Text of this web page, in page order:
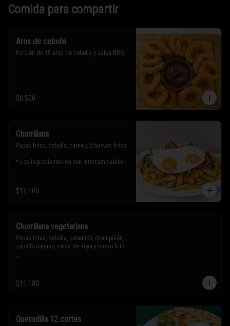
Comida para compartir
Aros de cebolla
Porción de 15 aros de cebolla y salsa BBQ.
$8.500
Chorrillana
Papas fritas, cebolla, carne y 2 huevos fritos.
* Los ingredientes no son intercambiables.
$13.100
Chorrillana vegetariana
Papas fritas, cebolla, pimentón, champiñón,
zapallo italiano, salsa de soya y huevo frito.
Sólo puedes solicitar eliminar un
ingrediente.
$11.100
Quesadilla 12 cortes